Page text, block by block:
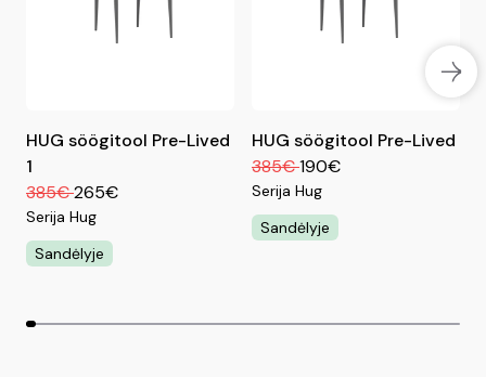
HUG söögitool Pre-Lived
1
385€265€
Serija Hug
Sandėlyje
HUG söögitool Pre-Lived
385€190€
Serija Hug
Sandėlyje